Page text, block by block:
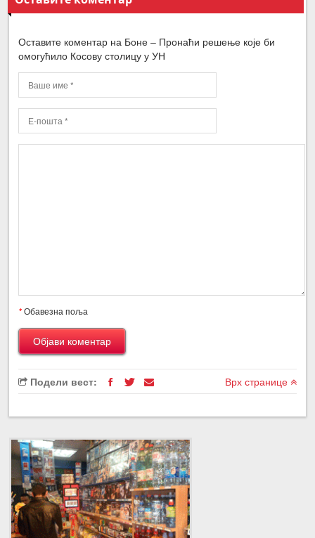
Оставите коментар на Боне – Пронаћи решење које би
омогућило Косову столицу у УН
*Обавезна поља
Подели вест: Врх странице